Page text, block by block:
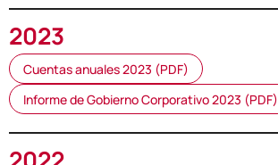
2023
Cuentas anuales 2023 (PDF)
Informe de Gobierno Corporativo 2023 (PDF)